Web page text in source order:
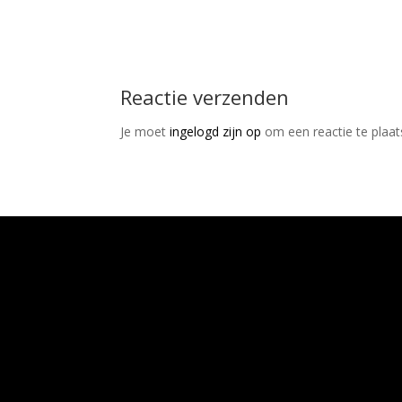
Reactie verzenden
Je moetingelogd zijn op om een reactie te